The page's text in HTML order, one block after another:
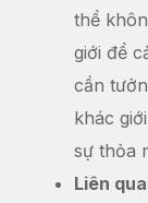
thể
giới để
cần
khác
sự thỏa
Liên